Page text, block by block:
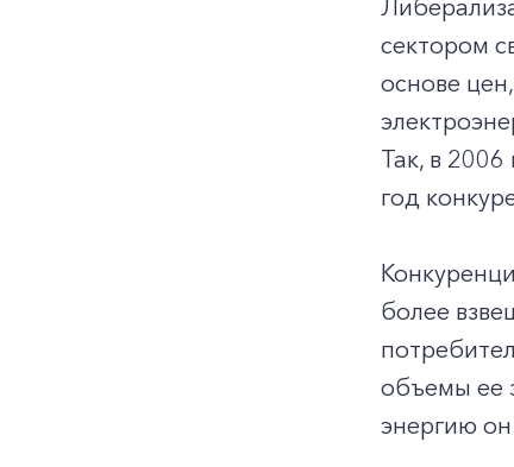
сектором
основе
Так, в
год
более
объемы ее
энергию